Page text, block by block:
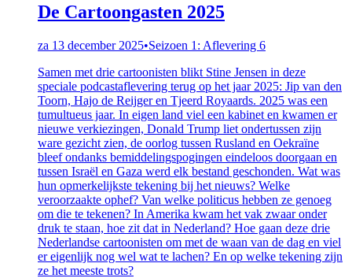
De Cartoongasten 2025
za 13 december 2025•Seizoen 1: Aflevering 6
Samen met drie cartoonisten blikt Stine Jensen in deze
speciale podcastaflevering terug op het jaar 2025: Jip van den
Toorn, Hajo de Reijger en Tjeerd Royaards. 2025 was een
tumultueus jaar. In eigen land viel een kabinet en kwamen er
nieuwe verkiezingen, Donald Trump liet ondertussen zijn
ware gezicht zien, de oorlog tussen Rusland en Oekraïne
bleef ondanks bemiddelingspogingen eindeloos doorgaan en
tussen Israël en Gaza werd elk bestand geschonden. Wat was
hun opmerkelijkste tekening bij het nieuws? Welke
veroorzaakte ophef? Van welke politicus hebben ze genoeg
om die te tekenen? In Amerika kwam het vak zwaar onder
druk te staan, hoe zit dat in Nederland? Hoe gaan deze drie
Nederlandse cartoonisten om met de waan van de dag en viel
er eigenlijk nog wel wat te lachen? En op welke tekening zijn
ze het meeste trots?